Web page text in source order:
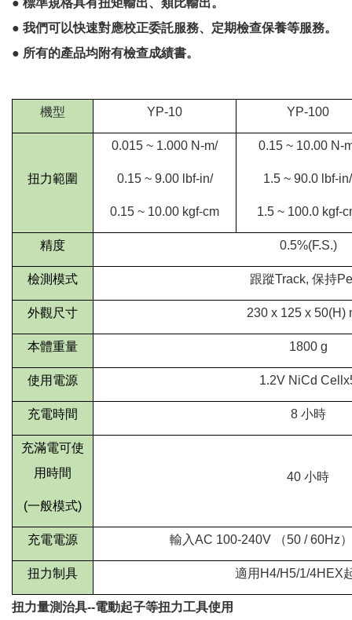
● 我們可以快速對應校正委託服務、定期檢查保養等服務。
● 所有的產品均附有檢查成績書。
機型 YP-10 YP-100
扭力範圍
0.015 ~ 1.000 N-m/
0.15 ~ 9.00 lbf-in/
0.15 ~ 10.00 kgf-cm
0.15 ~ 10.00 N-
1.5 ~ 90.0 lbf-in/
1.5 ~ 100.0 kgf-
精度 0.5%(F.S.)
檢測模式 跟蹤Track, 保持
外觀尺寸 230 x 125 x 50(H)
本體重量 1800 g
使用電源 1.2V NiCd
充電時間 8 小時
充滿電可使
用時間
(一般模式)
40 小時
充電電源 輸入AC 100-240V （50 / 60Hz
扭力制具 適用 H4/H5/1/4HEX
扭力量測治具--電動起子等扭力工具使用